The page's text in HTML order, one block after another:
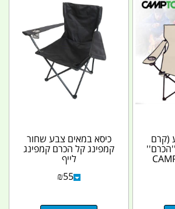
(קרם כיסא במאים צבע שחור
קמפינג קל הכרם קמפינג
לייף
₪55